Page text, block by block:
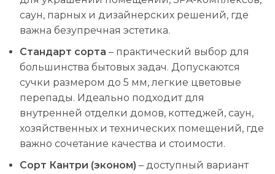
саун, парных и дизайнерских решений, где
важна безупречная эстетика.
Стандарт сорта – практический выбор для
большинства бытовых задач. Допускаются
сучки размером до 5 мм, легкие цветовые
перепады. Идеально подходит для
внутренней отделки домов, коттеджей, саун,
хозяйственных и технических помещений, где
важно сочетание качества и стоимости.
Сорт Кантри (эконом) – доступный вариант